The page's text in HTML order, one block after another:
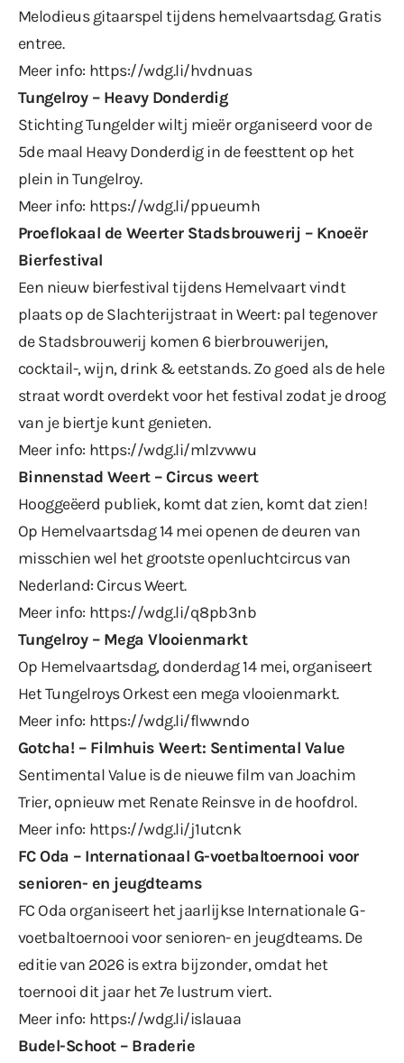
Melodieus gitaarspel tijdens hemelvaartsdag. Gratis
entree.
Meer info: https://wdg.li/hvdnuas
Tungelroy – Heavy Donderdig
Stichting Tungelder wiltj mieër organiseerd voor de
5de maal Heavy Donderdig in de feesttent op het
plein in Tungelroy.
Meer info: https://wdg.li/ppueumh
Proeflokaal de Weerter Stadsbrouwerij – Knoeër
Bierfestival
Een nieuw bierfestival tijdens Hemelvaart vindt
plaats op de Slachterijstraat in Weert: pal tegenover
de Stadsbrouwerij komen 6 bierbrouwerijen,
cocktail-, wijn, drink & eetstands. Zo goed als de hele
straat wordt overdekt voor het festival zodat je droog
van je biertje kunt genieten.
Meer info: https://wdg.li/mlzvwwu
Binnenstad Weert – Circus weert
Hooggeëerd publiek, komt dat zien, komt dat zien!
Op Hemelvaartsdag 14 mei openen de deuren van
misschien wel het grootste openluchtcircus van
Nederland: Circus Weert.
Meer info: https://wdg.li/q8pb3nb
Tungelroy – Mega Vlooienmarkt
Op Hemelvaartsdag, donderdag 14 mei, organiseert
Het Tungelroys Orkest een mega vlooienmarkt.
Meer info: https://wdg.li/flwwndo
Gotcha! – Filmhuis Weert: Sentimental Value
Sentimental Value is de nieuwe film van Joachim
Trier, opnieuw met Renate Reinsve in de hoofdrol.
Meer info: https://wdg.li/j1utcnk
FC Oda – Internationaal G-voetbaltoernooi voor
senioren- en jeugdteams
FC Oda organiseert het jaarlijkse Internationale G-
voetbaltoernooi voor senioren- en jeugdteams. De
editie van 2026 is extra bijzonder, omdat het
toernooi dit jaar het 7e lustrum viert.
Meer info: https://wdg.li/islauaa
Budel-Schoot – Braderie